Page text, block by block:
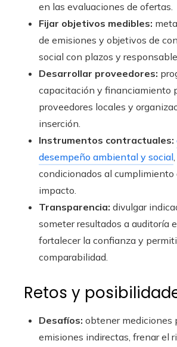
en las evaluaciones de ofertas.
Fijar objetivos medibles:
de emisiones y objetivos de
social con plazos y
Desarrollar proveedores:
capacitación y financiamiento
proveedores locales y
inserción.
Instrumentos contractuales:
desempeño ambiental y social
condicionados al cumplimiento
impacto.
Transparencia: divulgar
someter resultados a auditoría
fortalecer la confianza y
comparabilidad.
Retos y
Desafíos: obtener mediciones
emisiones indirectas, frenar el